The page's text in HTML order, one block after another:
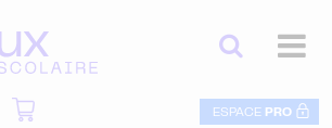
ESPACE PRO